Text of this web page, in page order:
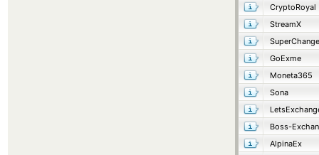
CryptoRoyal
StreamX
SuperChange
GoExme
Moneta365
Sona
Boss-
AlpinaEx